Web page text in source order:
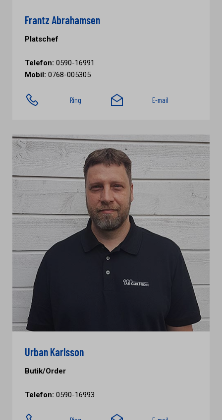
Frantz Abrahamsen
Platschef
Telefon: 0590-16991
Mobil: 0768-005305
Ring E-mail
Urban Karlsson
Butik/Order
Telefon: 0590-16993